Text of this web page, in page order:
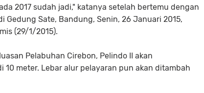
2017 sudah jadi," katanya setelah bertemu dengan
Gedung Sate, Bandung, Senin, 26 Januari 2015,
(29/1/2015).
Pelabuhan Cirebon, Pelindo II akan
10 meter. Lebar alur pelayaran pun akan ditambah